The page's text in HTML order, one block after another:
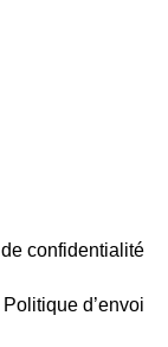
confidentialité
Politique d’envoi